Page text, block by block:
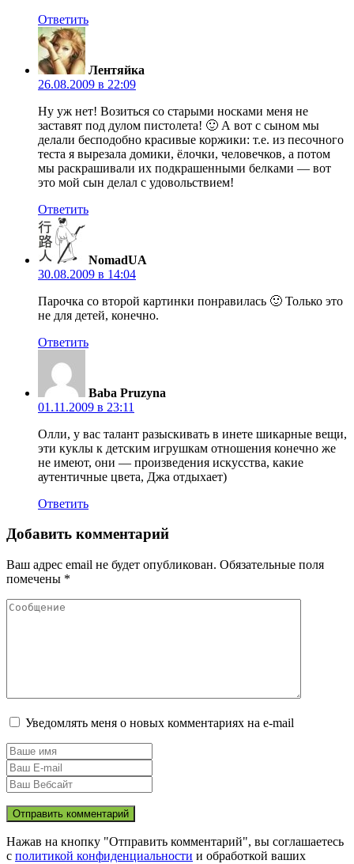
Ответить
Лентяйка
26.08.2009 в 22:09
Ну уж нет! Возиться со старыми носками меня не
заставят под дулом пистолета! 🙂 А вот с сыном мы
делали бесподобно красивые коржики: т.е. из песочного
теста я вырезала домики, ёлочки, человечков, а потом
мы раскрашивали их подкрашенными белками — вот
это мой сын делал с удовольствием!
Ответить
NomadUA
30.08.2009 в 14:04
Парочка со второй картинки понравилась 🙂 Только это
не для детей, конечно.
Ответить
Baba Pruzyna
01.11.2009 в 23:11
Oлли, у вас талант разыскивать в инете шикарные вещи,
эти куклы к детским игрушкам отношения конечно же
не имеют, они — произведения искусства, какие
аутентичные цвета, Джа отдыхает)
Ответить
Добавить комментарий
Ваш адрес email не будет опубликован. Обязательные поля
помечены *
Уведомлять меня о новых комментариях на e-mail
Нажав на кнопку "Отправить комментарий", вы соглашаетесь
с политикой конфиденциальности и обработкой ваших